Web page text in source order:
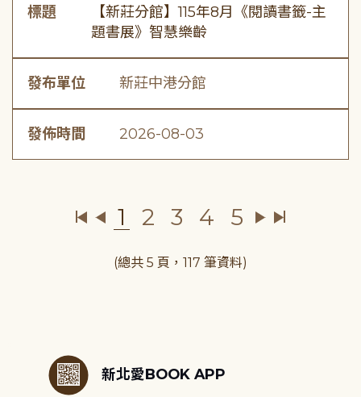
標題
【新莊分館】115年8月《閱讀書籤-主
題書展》智慧樂齡
發布單位 新莊中港分館
發佈時間 2026-08-03
1 2 3 4 5
(總共 5 頁，117 筆資料)
新北愛BOOK APP